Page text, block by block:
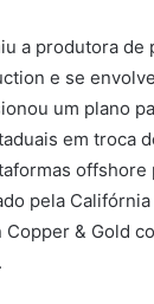
a produtora de
e se
um plano
em troca
offshore
pela
& Gold